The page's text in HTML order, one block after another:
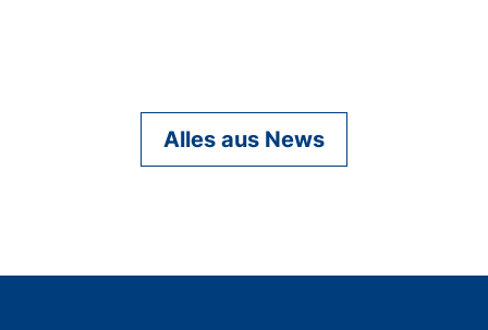
Alles aus News